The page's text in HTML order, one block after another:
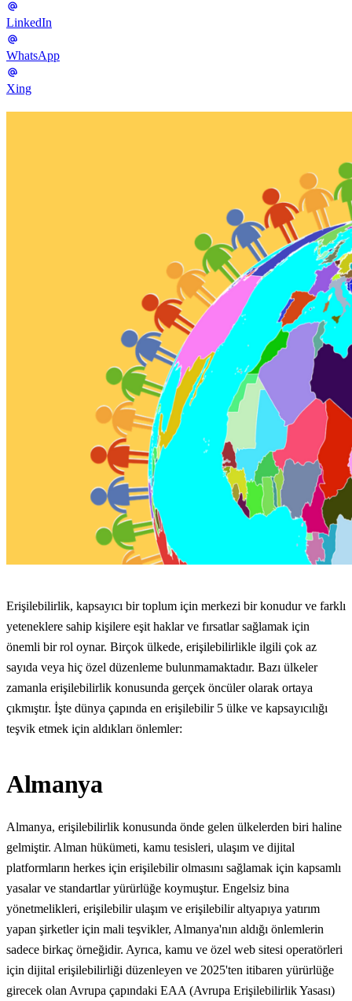
LinkedIn
WhatsApp
Xing
Erişilebilirlik, kapsayıcı bir toplum için merkezi bir konudur ve farklı
yeteneklere sahip kişilere eşit haklar ve fırsatlar sağlamak için
önemli bir rol oynar. Birçok ülkede, erişilebilirlikle ilgili çok az
sayıda veya hiç özel düzenleme bulunmamaktadır. Bazı ülkeler
zamanla erişilebilirlik konusunda gerçek öncüler olarak ortaya
çıkmıştır. İşte dünya çapında en erişilebilir 5 ülke ve kapsayıcılığı
teşvik etmek için aldıkları önlemler:
Almanya
Almanya, erişilebilirlik konusunda önde gelen ülkelerden biri haline
gelmiştir. Alman hükümeti, kamu tesisleri, ulaşım ve dijital
platformların herkes için erişilebilir olmasını sağlamak için kapsamlı
yasalar ve standartlar yürürlüğe koymuştur. Engelsiz bina
yönetmelikleri, erişilebilir ulaşım ve erişilebilir altyapıya yatırım
yapan şirketler için mali teşvikler, Almanya'nın aldığı önlemlerin
sadece birkaç örneğidir. Ayrıca, kamu ve özel web sitesi operatörleri
için dijital erişilebilirliği düzenleyen ve 2025'ten itibaren yürürlüğe
girecek olan Avrupa çapındaki EAA (Avrupa Erişilebilirlik Yasası)